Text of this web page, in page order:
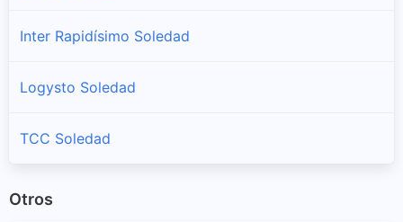
Inter Rapidísimo Soledad
Logysto Soledad
TCC Soledad
Otros